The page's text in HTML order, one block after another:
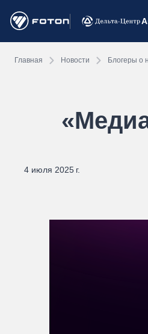
Главная Новости Блогеры о
4 июля 2025 г.